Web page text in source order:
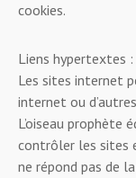
cookies.
Liens hypertextes :
Les sites internet
internet ou
L’oiseau prophète
contrôler les sites
ne répond pas de